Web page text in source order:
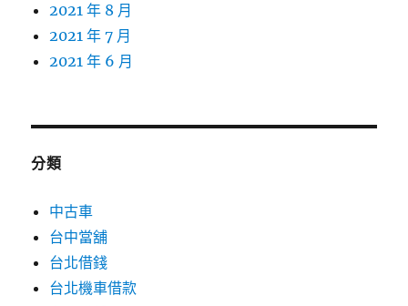
2021 年 8 月
2021 年 7 月
2021 年 6 月
分類
中古車
台中當舖
台北借錢
台北機車借款